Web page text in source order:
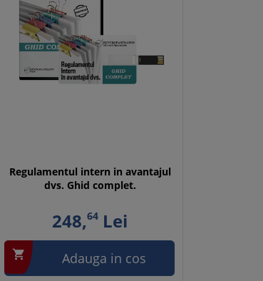
Regulamentul intern in avantajul
dvs. Ghid complet.
248,64Lei
 Adauga in cos